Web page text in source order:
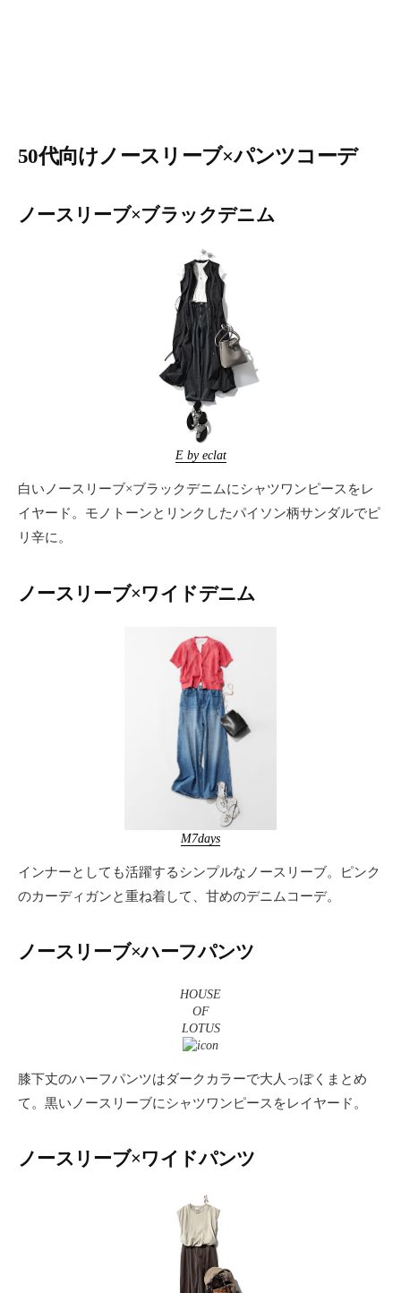
50代向けノースリーブ×パンツコーデ
ノースリーブ×ブラックデニム
E by eclat
白いノースリーブ×ブラックデニムにシャツワンピースをレ
イヤード。モノトーンとリンクしたパイソン柄サンダルでピ
リ辛に。
ノースリーブ×ワイドデニム
M7days
インナーとしても活躍するシンプルなノースリーブ。ピンク
のカーディガンと重ね着して、甘めのデニムコーデ。
ノースリーブ×ハーフパンツ
HOUSE
OF
LOTUS
膝下丈のハーフパンツはダークカラーで大人っぽくまとめ
て。黒いノースリーブにシャツワンピースをレイヤード。
ノースリーブ×ワイドパンツ